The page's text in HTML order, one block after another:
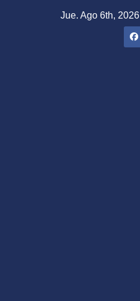
Jue. Ago 6th, 2026